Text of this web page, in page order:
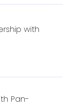
with
Pan-